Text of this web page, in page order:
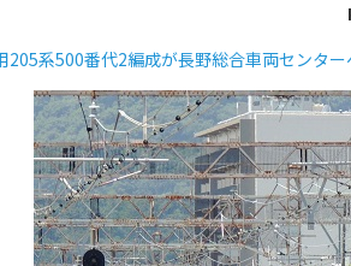
205系500番代2編成が長野総合車両センタ